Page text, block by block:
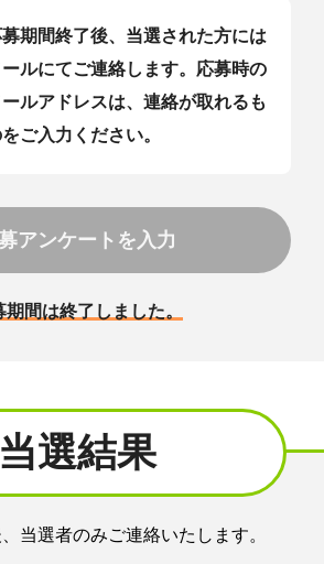
募期間終了後、当選された方には
ールにてご連絡します。応募時の
ールアドレスは、連絡が取れるも
ご入力ください。
アンケートを入力
期間は終了しました。
当選結果
当選者のみご連絡いたします。